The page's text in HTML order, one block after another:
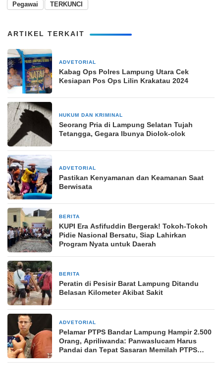
Pegawai
TERKUNCI
ARTIKEL TERKAIT
ADVETORIAL
Kabag Ops Polres Lampung Utara Cek
Kesiapan Pos Ops Lilin Krakatau 2024
HUKUM DAN KRIMINAL
Seorang Pria di Lampung Selatan Tujah
Tetangga, Gegara Ibunya Diolok-olok
ADVETORIAL
Pastikan Kenyamanan dan Keamanan Saat
Berwisata
BERITA
KUPI Era Asfifuddin Bergerak! Tokoh-Tokoh
Pidie Nasional Bersatu, Siap Lahirkan
Program Nyata untuk Daerah
BERITA
Peratin di Pesisir Barat Lampung Ditandu
Belasan Kilometer Akibat Sakit
ADVETORIAL
Pelamar PTPS Bandar Lampung Hampir 2.500
Orang, Apriliwanda: Panwaslucam Harus
Pandai dan Tepat Sasaran Memilah PTPS